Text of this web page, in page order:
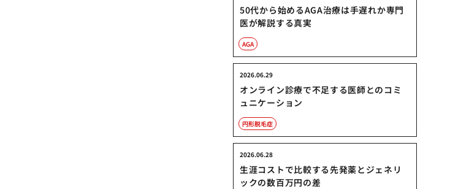
50代から始めるAGA治療は手遅れか専門
医が解説する真実
AGA
オンライン診療で不足する医師とのコミ
ュニケーション
2026.06.29
円形脱毛症
生涯コストで比較する先発薬とジェネリ
ックの数百万円の差
2026.06.28